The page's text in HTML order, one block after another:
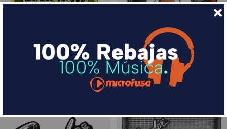
Slinky Regular 10-46
DONNER HUSH-I Silent Guitar
Caoba
Precio
habitual
339,00 €
Entrega en 1-2 días